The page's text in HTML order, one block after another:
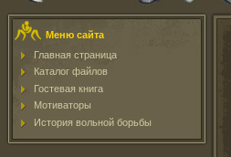
Меню сайта
Главная страница
Каталог файлов
Гостевая книга
Мотиваторы
История вольной борьбы